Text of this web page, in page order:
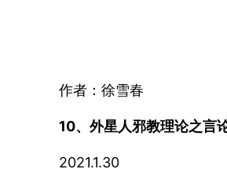
作者：徐雪春
10、外星人邪教理论之言
2021.1.30